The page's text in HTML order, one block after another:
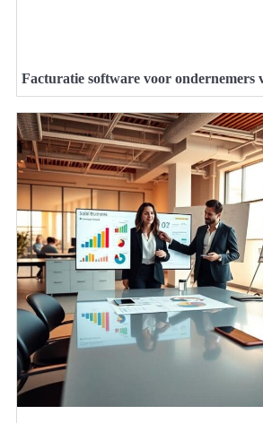
Facturatie software voor ondernemers